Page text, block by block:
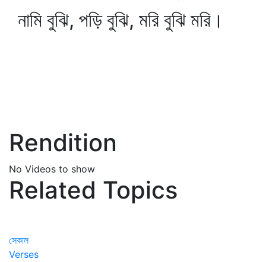
নামি বুঝি, পড়ি বুঝি, মরি বুঝি মরি।
Rendition
No Videos to show
Related Topics
সেকাল
Verses